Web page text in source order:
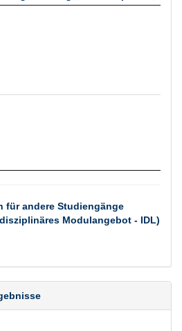
für andere Studiengänge
Modulangebot - IDL)